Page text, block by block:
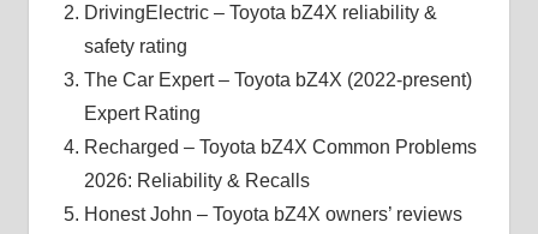
DrivingElectric – Toyota bZ4X reliability &
safety rating
The Car Expert – Toyota bZ4X (2022-present)
Expert Rating
Recharged – Toyota bZ4X Common Problems
2026: Reliability & Recalls
Honest John – Toyota bZ4X owners’ reviews